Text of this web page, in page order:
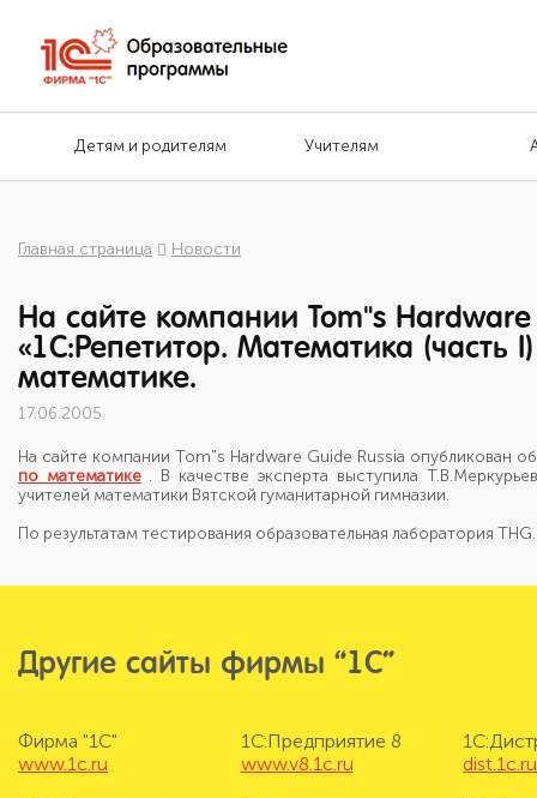
Детям и родителям Учителям
Главная страница Новости
На сайте компании Tom"s
«1С:Репетитор. Математика (часть
математике.
17.06.2005
На сайте компании Tom"s Hardware Guide Russia опубликован
по математике . В качестве эксперта выступила
учителей математики Вятской гуманитарной гимназии.
По результатам тестирования образовательная лаборатория
Другие сайты фирмы “1С”
Фирма "1С"
www.1c.ru
1С:Предприятие 8
www.v8.1c.ru
dist.1c.ru